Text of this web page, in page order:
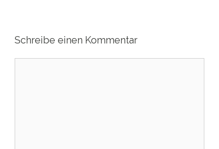
Schreibe einen Kommentar